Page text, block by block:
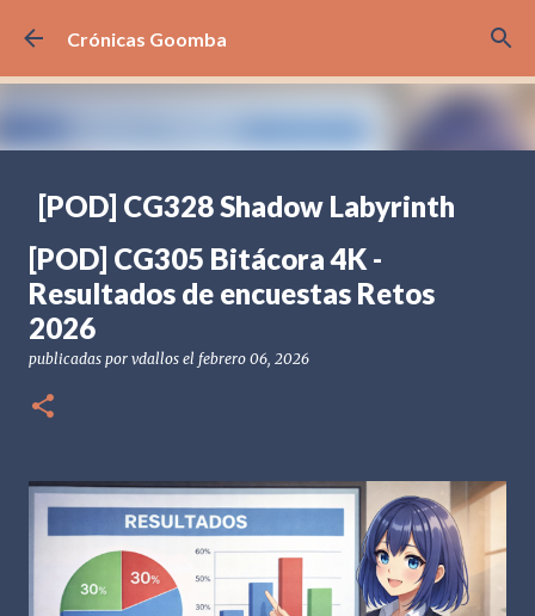
Ir al contenido principal
Crónicas Goomba
[POD] CG328 Shadow Labyrinth
[PS5] PLAYSTATION 5
SHADOW LABYRINTH
0
[POD] CG305 Bitácora 4K -
Resultados de encuestas Retos
2026
publicadas por vdallos el febrero 06, 2026